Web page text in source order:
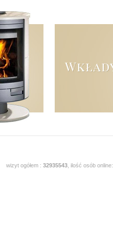
wizyt ogółem : 32935543 , ilość osób